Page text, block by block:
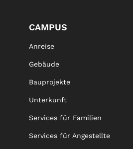
CAMPUS
Anreise
Gebäude
Bauprojekte
Unterkunft
Services für Familien
Services für Angestellte